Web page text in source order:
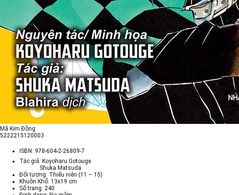
Mã Kim Đồng:
5222215120003
ISBN: 978-604-2-26809-7
Tác giả: Koyoharu Gotouge
Shuka Matsuda
Đối tượng: Thiếu niên (11 – 15)
Khuôn Khổ: 13x19 cm
Số trang: 240